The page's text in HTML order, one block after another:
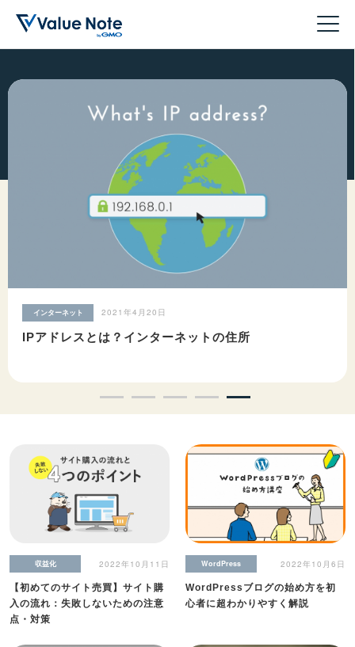
初心者向けホームページ
収益化
セキュリティ
インターネット 2021年4月20日
IPアドレスとは？インターネットの住所
2022年10月11日
収益化
【初めてのサイト売買】サイト購
入の流れ：失敗しないための注意
点・対策
2022年10月6日
WordPress
WordPressブログの始め方を初
心者に超わかりやすく解説